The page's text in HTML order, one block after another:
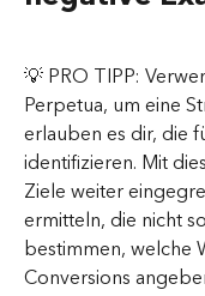
💡 PRO TIPP:
Perpetua, um eine
erlauben es dir, die
identifizieren. Mit
Ziele weiter
ermitteln, die nicht
bestimmen, welche
Conversions